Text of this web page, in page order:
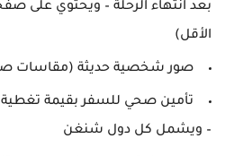
بعد انتهاء الرحلة – ويحتوي على
الأقل)
صور شخصية حديثة (مقاسات صور
تأمين صحي للسفر
– ويشمل كل دول شنغن